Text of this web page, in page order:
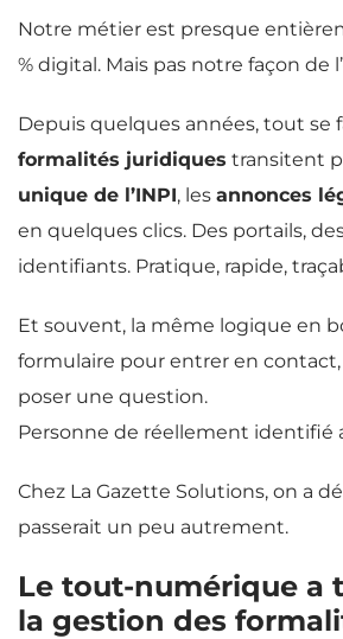
Notre métier est presque
% digital. Mais pas notre façon de
Depuis quelques années, tout se
formalités juridiques transitent
unique de l’INPI, les annonces
en quelques clics. Des portails,
identifiants. Pratique, rapide,
Et souvent, la même logique en
formulaire pour entrer en
poser une question.
Personne de réellement identifié
Chez La Gazette Solutions, on a
passerait un peu autrement.
Le tout-numérique a
la gestion des